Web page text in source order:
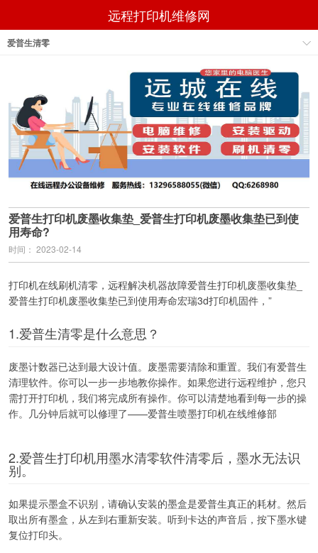
远程打印机维修网
爱普生清零
爱普生打印机废墨收集垫_爱普生打印机废墨收集垫已到使
用寿命?
时间： 2023-02-14
打印机在线刷机清零，远程解决机器故障爱普生打印机废墨收集垫_
爱普生打印机废墨收集垫已到使用寿命宏瑞3d打印机固件，”
1.爱普生清零是什么意思？
废墨计数器已达到最大设计值。废墨需要清除和重置。我们有爱普生
清理软件。你可以一步一步地教你操作。如果您进行远程维护，您只
需打开打印机，我们将完成所有操作。你可以清楚地看到每一步的操
作。几分钟后就可以修理了——爱普生喷墨打印机在线维修部
2.爱普生打印机用墨水清零软件清零后，墨水无法识
别。
如果提示墨盒不识别，请确认安装的墨盒是爱普生真正的耗材。然后
取出所有墨盒，从左到右重新安装。听到卡达的声音后，按下墨水键
复位打印头。